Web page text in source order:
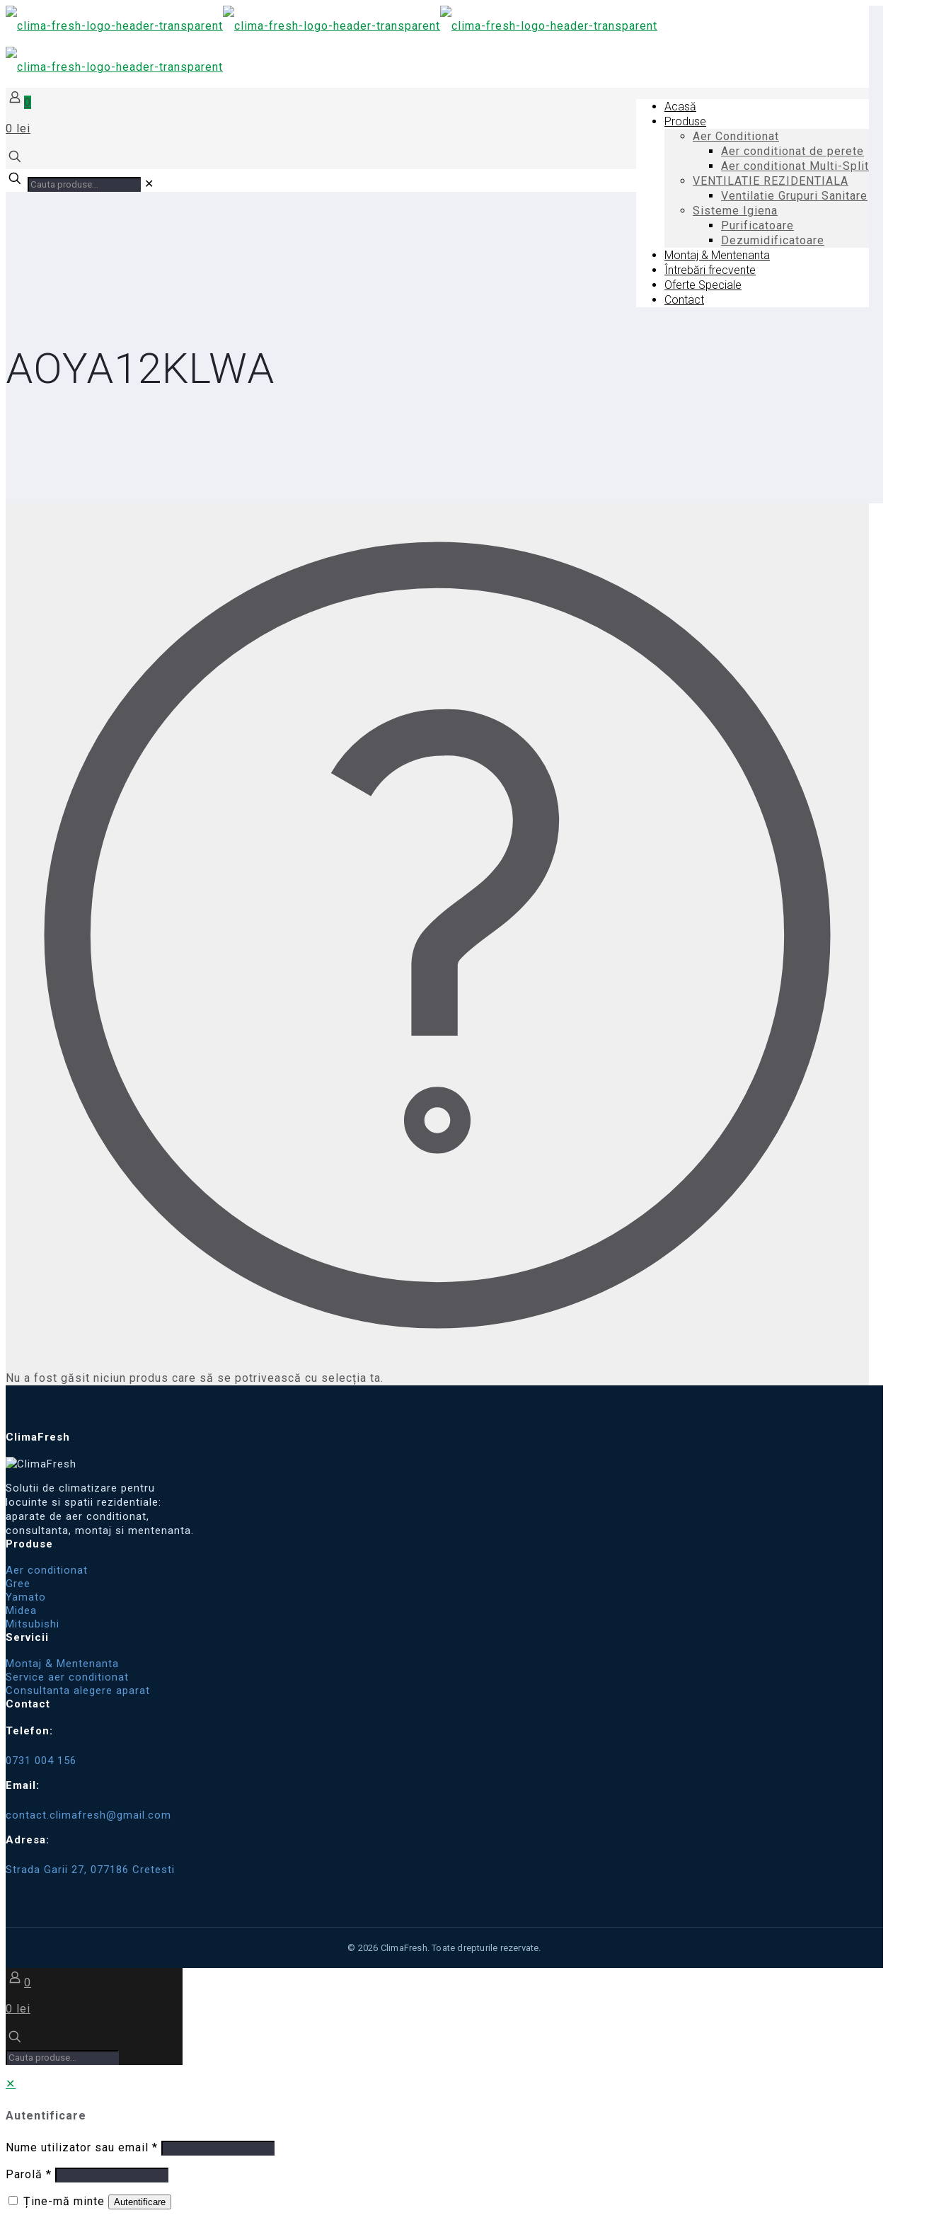
Acasă
Produse
Aer Conditionat
Aer conditionat de perete
Aer conditionat Multi-Split
VENTILATIE REZIDENTIALA
Ventilatie Grupuri Sanitare
Sisteme Igiena
Purificatoare
Dezumidificatoare
Montaj & Mentenanta
Întrebări frecvente
Oferte Speciale
Contact
0
0 lei
✕
AOYA12KLWA
Nu a fost găsit niciun produs care să se potrivească cu selecția ta.
ClimaFresh
Solutii de climatizare pentru
locuinte si spatii rezidentiale:
aparate de aer conditionat,
consultanta, montaj si mentenanta.
Produse
Aer conditionat
Gree
Yamato
Midea
Mitsubishi
Servicii
Montaj & Mentenanta
Service aer conditionat
Consultanta alegere aparat
Contact
Telefon:
0731 004 156
Email:
contact.climafresh@gmail.com
Adresa:
Strada Garii 27, 077186 Cretesti
0
0 lei
✕
Autentificare
Nume utilizator sau email *
Parolă *
Ține-mă minte
Autentificare